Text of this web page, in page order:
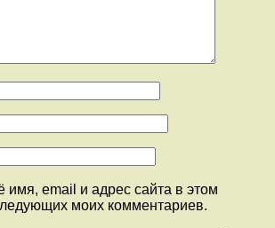
имя, email и адрес сайта в этом
моих комментариев.